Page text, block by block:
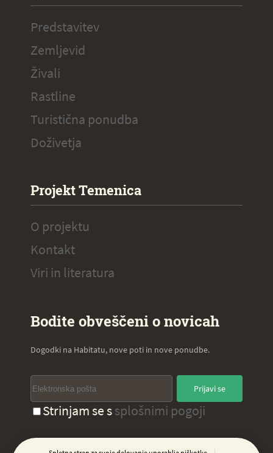
Predstavitev
Zemljevid
Živali
Rastline
Turistična ponudba
Doživetja
Projekt Temenica
O projektu
Kontakt
Viri in literatura
Bodite obveščeni o novicah
Dogodki na Habitatu, nove poti in nove ponudbe.
Prijavi se
Strinjam se ssplošnimi pogoji